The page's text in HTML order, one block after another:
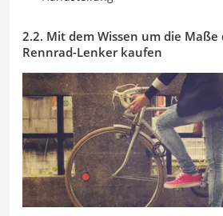
2.2. Mit dem Wissen um die
Rennrad-Lenker kaufen